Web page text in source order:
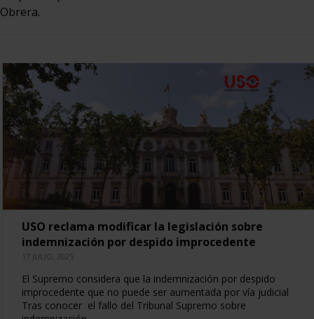
Obrera.
USO reclama modificar la legislación sobre
indemnización por despido improcedente
17 JULIO, 2025
El Supremo considera que la indemnización por despido
improcedente que no puede ser aumentada por vía judicial
Tras conocer el fallo del Tribunal Supremo sobre